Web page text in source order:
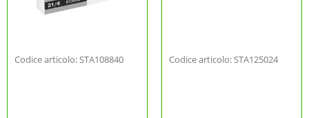
Codice articolo: STA108840 Codice articolo: STA125024